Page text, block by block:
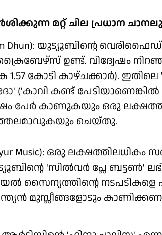
മറ്റ് ചില പ്രധാന
Dhun): യുട്യൂബിന്റെ
ഉണ്ട്. വിദ്വേഷം
കോടി കാഴ്ചക്കാര്‍).
('കാവി കണ്ട്
പേര്‍ കാണുകയും ഒരു
ചെയ്തു.
Music): ഒരു
'സില്‍വര്‍ പ്ലേ ബട്ടണ്‍'
സൈന്യത്തിന്റെ
മുസ്ലീങ്ങളോടും